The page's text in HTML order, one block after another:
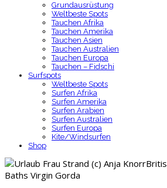
Grundausrüstung
Weltbeste Spots
Tauchen Afrika
Tauchen Amerika
Tauchen Asien
Tauchen Australien
Tauchen Europa
Tauchen – Fidschi
Surfspots
Weltbeste Spots
Surfen Afrika
Surfen Amerika
Surfen Arabien
Surfen Australien
Surfen Europa
Kite/Windsurfen
Shop
Baths Virgin Gorda